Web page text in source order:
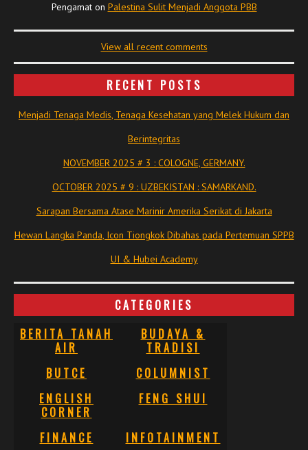
Pengamaton Palestina Sulit Menjadi Anggota PBB
View all recent comments
RECENT POSTS
Menjadi Tenaga Medis, Tenaga Kesehatan yang Melek Hukum dan
Berintegritas
NOVEMBER 2025 # 3 : COLOGNE, GERMANY.
OCTOBER 2025 # 9 : UZBEKISTAN : SAMARKAND.
Sarapan Bersama Atase Marinir Amerika Serikat di Jakarta
Hewan Langka Panda, Icon Tiongkok Dibahas pada Pertemuan SPPB
UI & Hubei Academy
CATEGORIES
BERITA TANAH
AIR
BUDAYA &
TRADISI
BUTCE
COLUMNIST
ENGLISH
CORNER
FENG SHUI
FINANCE
INFOTAINMENT